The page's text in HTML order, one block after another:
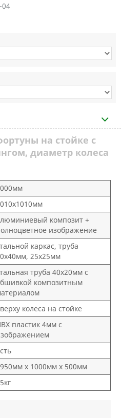
04
на стойке с
диаметр колеса
композит +
изображение
каркас, труба
25х25мм
труба 40х20мм с
композитным
колеса на стойке
пластик 4мм с
х 1000мм х 500мм